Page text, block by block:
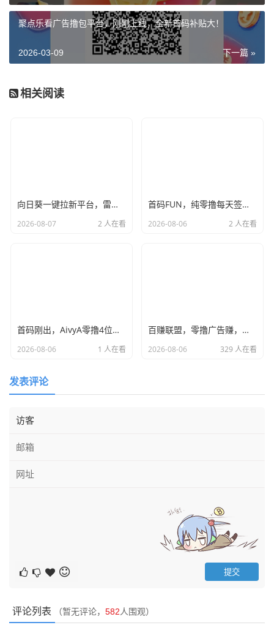
聚点乐看广告撸包平台，刚刚上线，全新首码补贴大！
下一篇 »
2026-03-09
相关阅读
向日葵一键拉新平台，雷霆模式价格顶置，单号可撸100+
2026-08-07 2 人在看
首码FUN，纯零撸每天签到，月撸4位数，团队高回报，干就完了！
2026-08-06 2 人在看
首码刚出，AivyA零撸4位数，全网首发，团队无限袋袋，干就完了
2026-08-06 1 人在看
百赚联盟，零撸广告赚，不养机保底收益高，单机每天15+
2026-08-06 329 人在看
发表评论
评论列表 （暂无评论， 582人围观）